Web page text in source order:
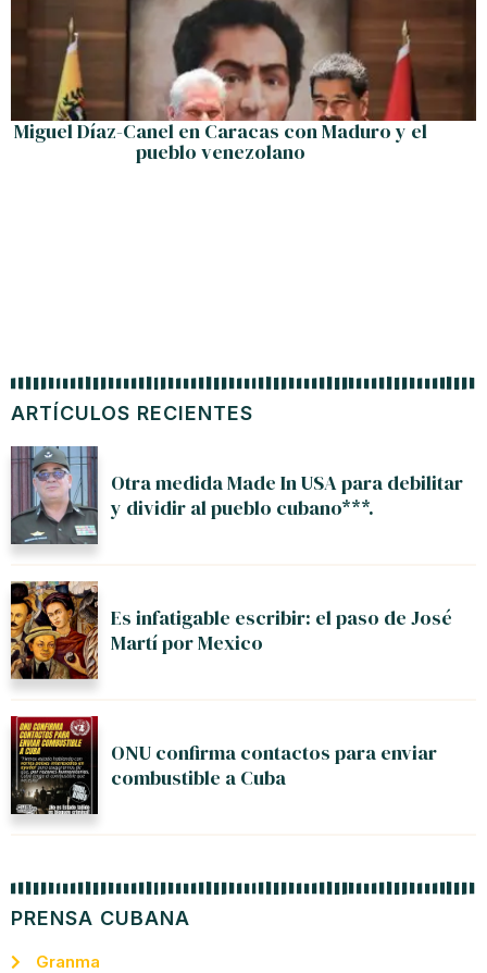
ARTÍCULOS RECIENTES
Otra medida Made In USA para debilitar
y dividir al pueblo cubano***.
Es infatigable escribir: el paso de José
Martí por Mexico
ONU confirma contactos para enviar
combustible a Cuba
PRENSA CUBANA
Granma
Miguel Díaz-Canel en Caracas con Maduro y el
pueblo venezolano